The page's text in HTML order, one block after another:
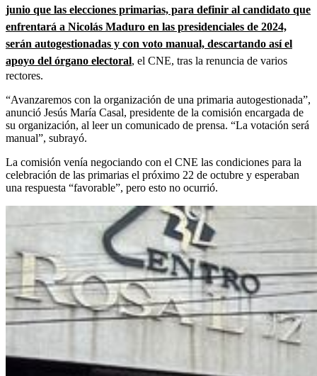
junio que las elecciones primarias, para definir al candidato que
enfrentará a Nicolás Maduro en las presidenciales de 2024,
serán autogestionadas y con voto manual, descartando así el
apoyo del órgano electoral, el CNE, tras la renuncia de varios
rectores.
“Avanzaremos con la organización de una primaria autogestionada”,
anunció Jesús María Casal, presidente de la comisión encargada de
su organización, al leer un comunicado de prensa. “La votación será
manual”, subrayó.
La comisión venía negociando con el CNE las condiciones para la
celebración de las primarias el próximo 22 de octubre y esperaban
una respuesta “favorable”, pero esto no ocurrió.